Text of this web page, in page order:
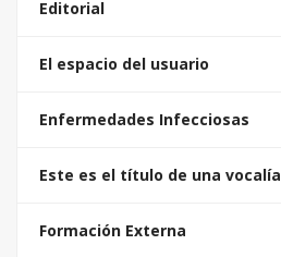
Editorial
El espacio del usuario
Enfermedades Infecciosas
Este es el título de una vocalía
Formación Externa